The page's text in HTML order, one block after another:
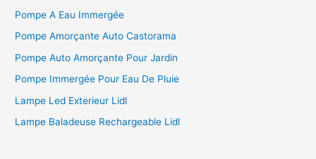
Pompe A Eau Immergée
Pompe Amorçante Auto Castorama
Pompe Auto Amorçante Pour Jardin
Pompe Immergée Pour Eau De Pluie
Lampe Led Exterieur Lidl
Lampe Baladeuse Rechargeable Lidl